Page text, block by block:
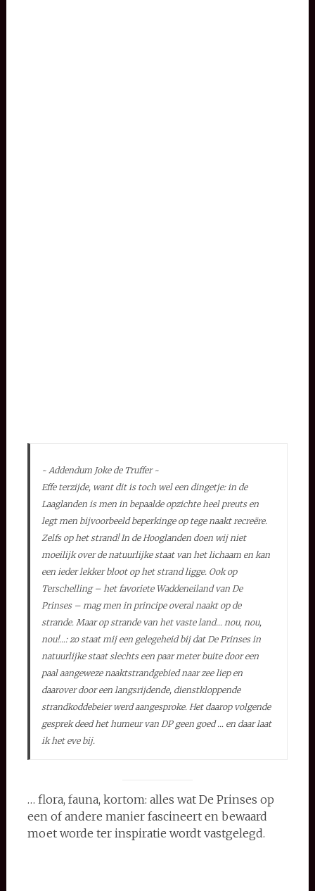
~ Addendum Joke de Truffer ~
Effe terzijde, want dit is toch wel een dingetje: in de
Laaglanden is men in bepaalde opzichte heel preuts en
legt men bijvoorbeeld beperkinge op tege naakt recreëre.
Zelfs op het strand! In de Hooglanden doen wij niet
moeilijk over de natuurlijke staat van het lichaam en kan
een ieder lekker bloot op het strand ligge. Ook op
Terschelling – het favoriete Waddeneiland van De
Prinses – mag men in principe overal naakt op de
strande. Maar op strande van het vaste land… nou, nou,
nou!…: zo staat mij een gelegeheid bij dat De Prinses in
natuurlijke staat slechts een paar meter buite door een
paal aangeweze naaktstrandgebied naar zee liep en
daarover door een langsrijdende, dienstkloppende
strandkoddebeier werd aangesproke. Het daarop volgende
gesprek deed het humeur van DP geen goed … en daar laat
ik het eve bij.
… flora, fauna, kortom: alles wat De Prinses op
een of andere manier fascineert en bewaard
moet worde ter inspiratie wordt vastgelegd.